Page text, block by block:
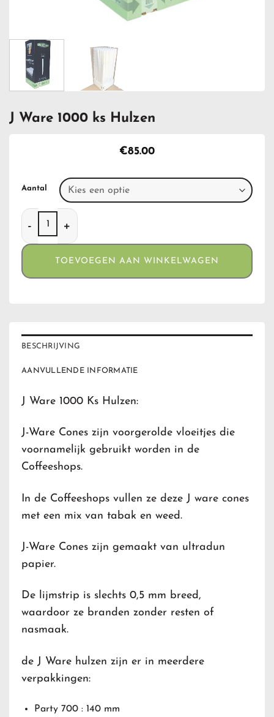
J Ware 1000 ks Hulzen
€85.00
Aantal
J Ware 1000 ks Hulzen aantal
TOEVOEGEN AAN WINKELWAGEN
BESCHRIJVING
AANVULLENDE INFORMATIE
J Ware 1000 Ks Hulzen:
J-Ware Cones zijn voorgerolde vloeitjes die
voornamelijk gebruikt worden in de
Coffeeshops.
In de Coffeeshops vullen ze deze J ware cones
met een mix van tabak en weed.
J-Ware Cones zijn gemaakt van ultradun
papier.
De lijmstrip is slechts 0,5 mm breed,
waardoor ze branden zonder resten of
nasmaak.
de J Ware hulzen zijn er in meerdere
verpakkingen:
Party 700 : 140 mm